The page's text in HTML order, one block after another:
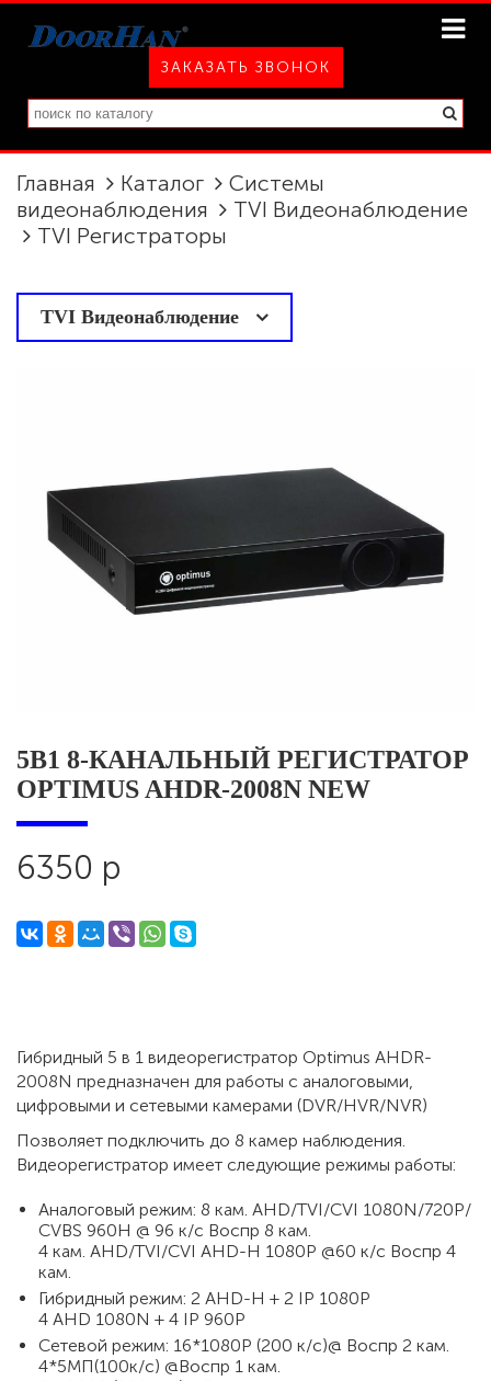
ЗАКАЗАТЬ ЗВОНОК
Главная Каталог
Системы
видеонаблюдения
TVI Видеонаблюдение
TVI Регистраторы
TVI Видеонаблюдение
5В1 8-КАНАЛЬНЫЙ РЕГИСТРАТОР
OPTIMUS AHDR-2008N NEW
6350 р
Гибридный 5 в 1 видеорегистратор Optimus AHDR-
2008N предназначен для работы с аналоговыми,
цифровыми и сетевыми камерами (DVR/HVR/NVR)
Позволяет подключить до 8 камер наблюдения.
Видеорегистратор имеет следующие режимы работы:
Аналоговый режим: 8 кам. AHD/TVI/CVI 1080N/720P/
CVBS 960Н @ 96 к/с Воспр 8 кам.
4 кам. AHD/TVI/CVI AHD-H 1080P @60 к/с Воспр 4
кам.
Гибридный режим: 2 AHD-H + 2 IP 1080P
4 AHD 1080N + 4 IP 960P
Сетевой режим: 16*1080Р (200 к/с)@ Воспр 2 кам.
4*5МП(100к/с) @Воспр 1 кам.